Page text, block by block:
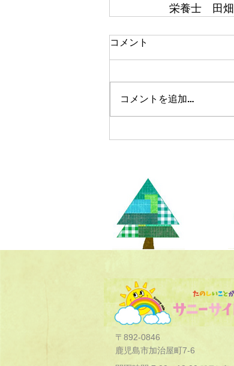
栄養士　田畑
コメント
コメントを追加…
〒892-0846
鹿児島市加治屋町7-6